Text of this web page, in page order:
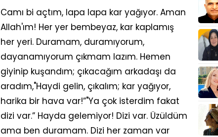
Camı bi açtım, lapa lapa kar yağıyor. Aman
Allah'ım! Her yer bembeyaz, kar kaplamış
her yeri. Duramam, duramıyorum,
dayanamıyorum çıkmam lazım. Hemen
giyinip kuşandım; çıkacağım arkadaşı da
aradım,"Haydi gelin, çıkalım; kar yağıyor,
harika bir hava var!”"Ya çok isterdim fakat
dizi var.” Hayda gelemiyor! Dizi var. Üzüldüm
ama ben duramam. Dizi her zaman var